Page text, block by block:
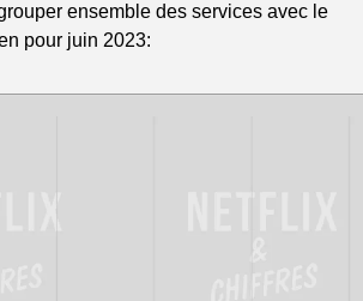
ensemble des services avec le
pour juin 2023: